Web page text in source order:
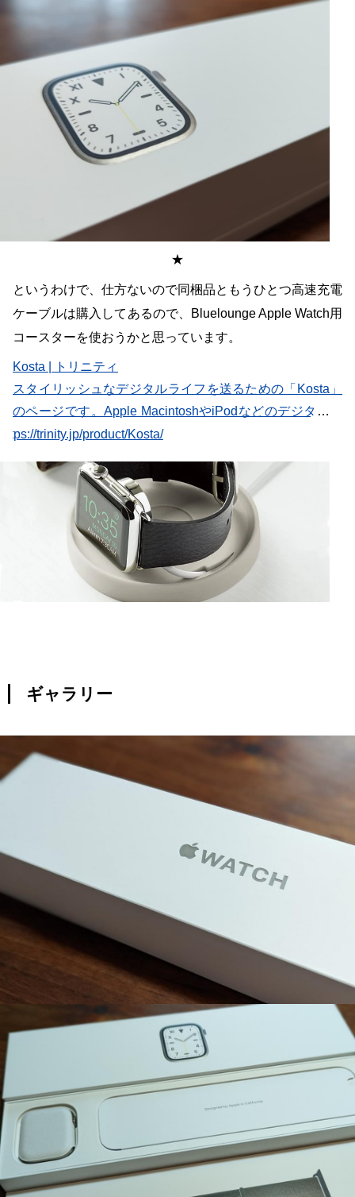
★
というわけで、仕方ないので同梱品ともうひとつ高速充電
ケーブルは購入してあるので、Bluelounge Apple Watch用
コースターを使おうかと思っています。
Kosta | トリニティ
スタイリッシュなデジタルライフを送るための「Kosta」
のページです。Apple MacintoshやiPodなどのデジタルプ
ロダクツ周辺機器からデジタル家電周辺機器まで幅広く取
https://trinity.jp/product/Kosta/
ギャラリー